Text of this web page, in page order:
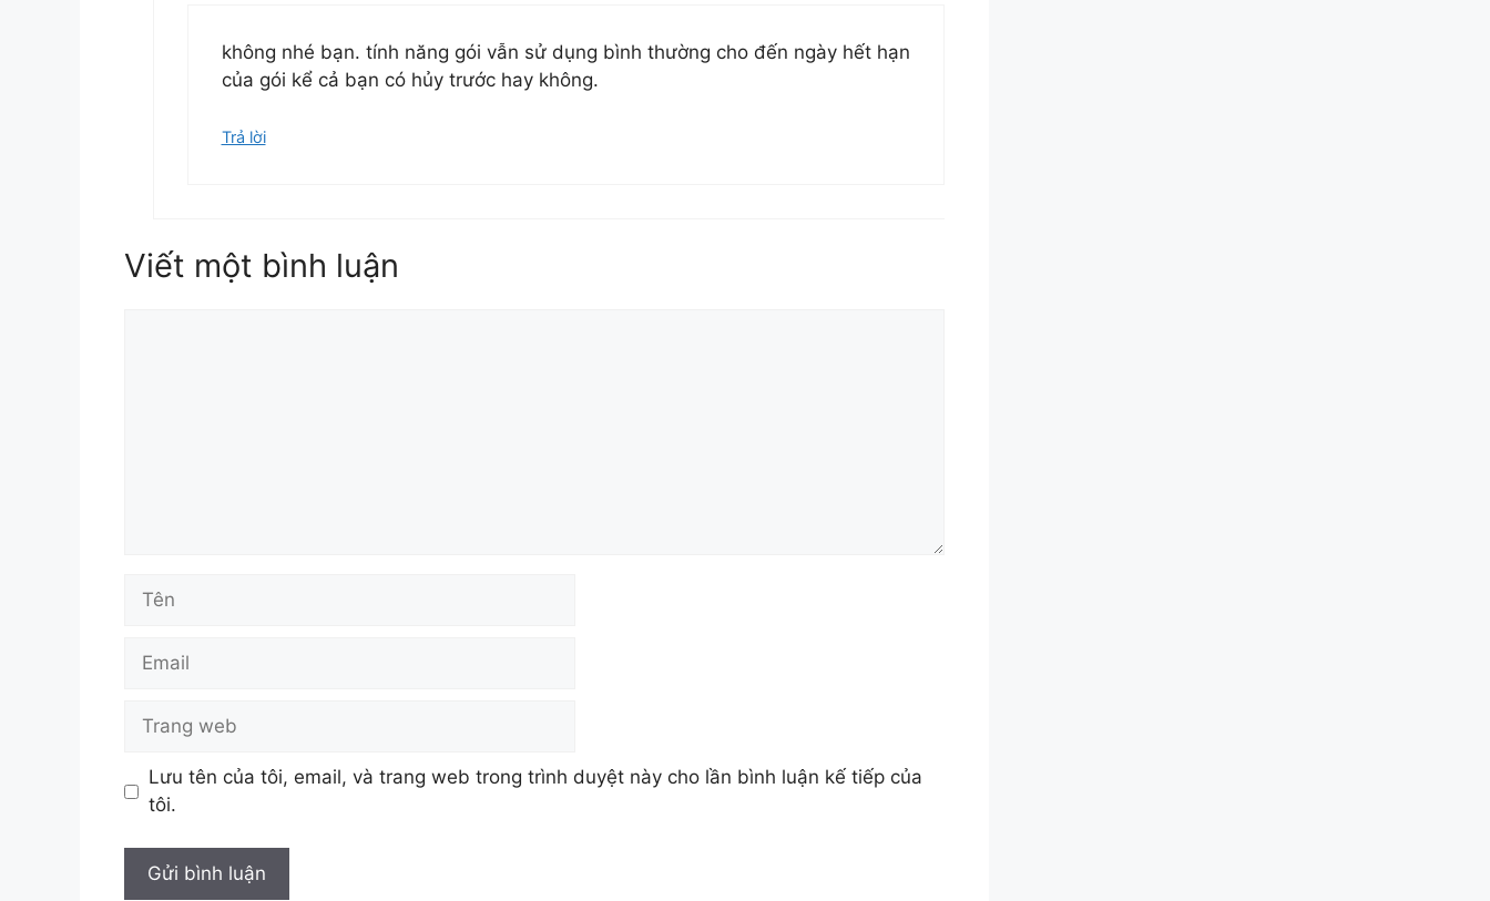
không nhé bạn. tính năng gói vẫn sử dụng bình thường cho đến ngày hết hạn
của gói kể cả bạn có hủy trước hay không.
Trả lời
Viết một bình luận
Tên
Email
Trang
Lưu tên của tôi, email, và trang web trong trình duyệt này cho lần bình luận kế tiếp của
tôi.